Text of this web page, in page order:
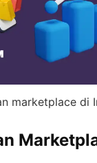
marketplace di